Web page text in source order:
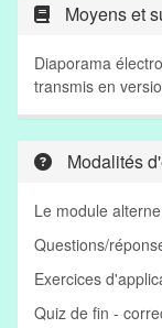
Moyens et
Diaporama
transmis en
Modalités
Le module
Questions/
Exercices
Quiz de fin -